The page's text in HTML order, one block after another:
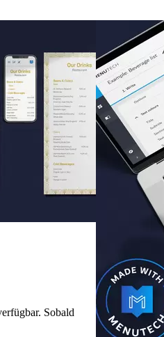
Sobald